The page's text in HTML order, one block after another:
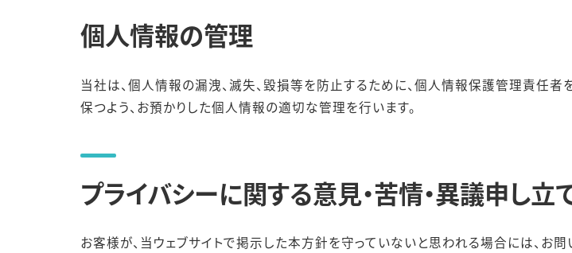
個人情報の管理
当社は、個人情報の漏洩、滅失、毀損等を防止するために、個人情報保護管理責任
保つよう、お預かりした個人情報の適切な管理を行います。
プライバシーに関する意見・苦情・異議申し立
お客様が、当ウェブサイトで掲示した本方針を守っていないと思われる場合には、お